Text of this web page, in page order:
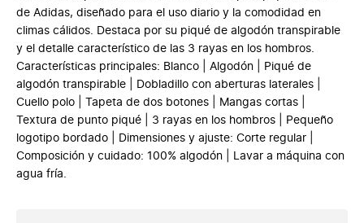
de Adidas, diseñado para el uso diario y la comodidad en
climas cálidos. Destaca por su piqué de algodón transpirable
y el detalle característico de las 3 rayas en los hombros.
Características principales: Blanco | Algodón | Piqué de
algodón transpirable | Dobladillo con aberturas laterales |
Cuello polo | Tapeta de dos botones | Mangas cortas |
Textura de punto piqué | 3 rayas en los hombros | Pequeño
logotipo bordado | Dimensiones y ajuste: Corte regular |
Composición y cuidado: 100% algodón | Lavar a máquina con
agua fría.